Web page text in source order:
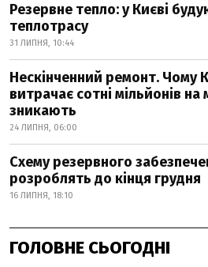
Резервне тепло: у Києві
теплотрасу
31 ЛИПНЯ, 10:44
Нескінченний ремонт. Чому
витрачає сотні мільйонів
зникають
24 ЛИПНЯ, 06:00
Схему резервного
розроблять до кінця грудня
16 ЛИПНЯ, 18:10
ГОЛОВНЕ СЬОГОДНІ